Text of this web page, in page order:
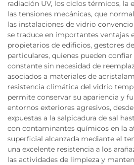
radiación UV, los ciclos térmicos, la
las tensiones mecánicas, que
las instalaciones de vidrio
se traduce en importantes ventajas
propietarios de edificios, gestores
particulares, quienes pueden
constante sin necesidad de
asociados a materiales de
resistencia climática del vidrio
permite conservar su apariencia y
entornos exteriores agresivos,
expuestas a la salpicadura de sal
con contaminantes químicos en la
superficial alcanzada mediante el
una excelente resistencia a los
las actividades de limpieza y